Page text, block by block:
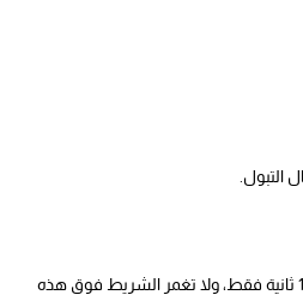
التبول.
افتح الكارت وأخرج الشرائط البيضاء المخصصة للغمس، ثم اغمر الشرائط في عينة البول حتى الخطوط المموجة المحددة، عادة لمدة 10-15 ثانية فقط، ولا تغمر الشريط فوق هذه